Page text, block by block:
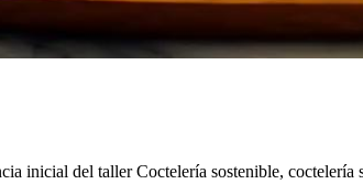
inicial del taller Coctelería sostenible,